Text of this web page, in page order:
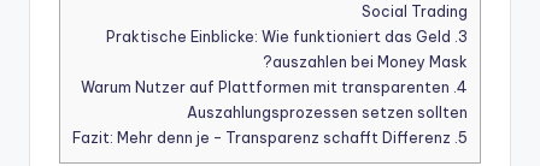
Social Trading
3.
Praktische Einblicke: Wie funktioniert das Geld
auszahlen bei Money Mask?
4.
Warum Nutzer auf Plattformen mit transparenten
Auszahlungsprozessen setzen sollten
5.